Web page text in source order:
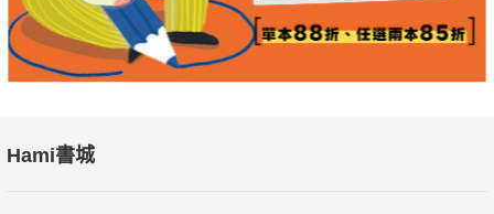
第一手國際時尚設計師訪問
提升裝扮功力指導
以時尚角度報導男人感興趣的生活議題
Hami書城